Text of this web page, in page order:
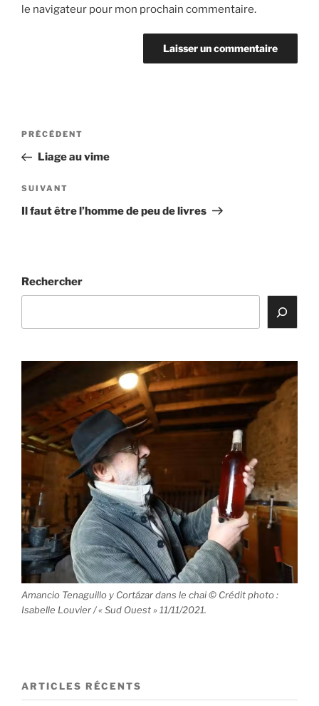
le navigateur pour mon prochain commentaire.
Navigation
l’article
Article
précédent
PRÉCÉDENT
Liage au vime
Article
suivant
SUIVANT
Il faut être l’homme de peu de livres
Rechercher
Amancio Tenaguillo y Cortázar dans le chai © Crédit photo :
Isabelle Louvier / « Sud Ouest » 11/11/2021.
ARTICLES RÉCENTS